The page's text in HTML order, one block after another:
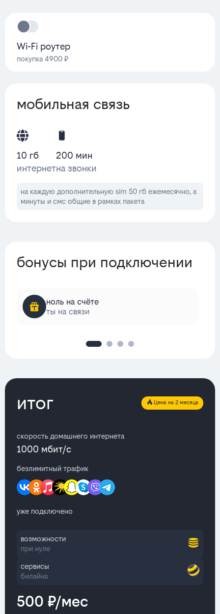
Wi-Fi роутер
покупка 4900 ₽
мобильная связь
10 гб
интернет
200 мин
на звонки
на каждую дополнительную sim 50 гб ежемесячно, а
минуты и смс общие в рамках пакета
бонусы при подключении
ноль на счёте
ты на связи
итог Цена на 2 месяца
скорость домашнего интернета
1000 мбит/с
безлимитный трафик
уже подключено
возможности
при нуле
сервисы
билайна
500 ₽/мес